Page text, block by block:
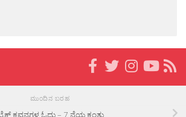
ಮುಂದಿನ ಬರಹ
ಕವನಗಳ ಓದು – 7 ನೆಯ ಕಂತು